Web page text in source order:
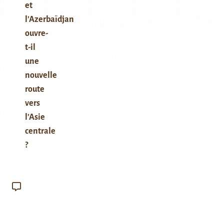
et
l’Azerbaïdjan
ouvre-
t-il
une
nouvelle
route
vers
l’Asie
centrale
?